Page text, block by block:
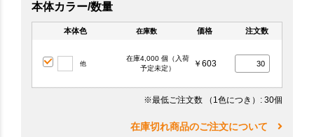
本体カラー/数量
本体色 在庫数 価格 注文数
他
在庫4,000 個（入荷
予定未定）
￥603
※最低ご注文数 （1色につき） : 30個
在庫切れ商品のご注文について